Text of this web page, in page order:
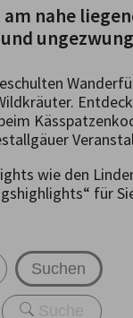
nahe
wie den
für
Suchen